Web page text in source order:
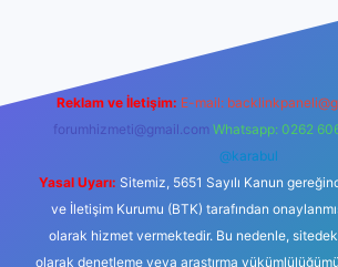
Reklam ve İletişim: E-mail:
forumhizmeti@gmail.com Whatsapp: 0262
@karabul
Yasal Uyarı: Sitemiz, 5651 Sayılı Kanun
ve İletişim Kurumu (BTK) tarafından
olarak hizmet vermektedir. Bu nedenle,
olarak denetleme veya araştırma